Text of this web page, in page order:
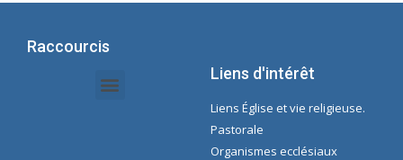
Raccourcis
Liens d'intérêt
Liens Église et vie religieuse.
Pastorale
Organismes ecclésiaux